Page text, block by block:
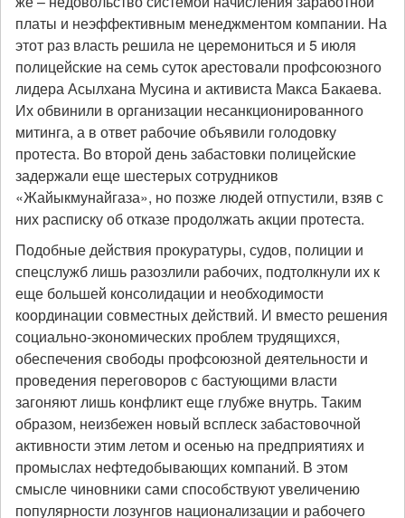
платы и неэффективным менеджментом компании. На
этот раз власть решила не церемониться и 5 июля
полицейские на семь суток арестовали профсоюзного
лидера Асылхана Мусина и активиста Макса Бакаева.
Их обвинили в организации несанкционированного
митинга, а в ответ рабочие объявили голодовку
протеста. Во второй день забастовки полицейские
задержали еще шестерых сотрудников
«Жайыкмунайгаза», но позже людей отпустили, взяв с
них расписку об отказе продолжать акции протеста.
Подобные действия прокуратуры, судов, полиции и
спецслужб лишь разозлили рабочих, подтолкнули их к
еще большей консолидации и необходимости
координации совместных действий. И вместо решения
социально-экономических проблем трудящихся,
обеспечения свободы профсоюзной деятельности и
проведения переговоров с бастующими власти
загоняют лишь конфликт еще глубже внутрь. Таким
образом, неизбежен новый всплеск забастовочной
активности этим летом и осенью на предприятиях и
промыслах нефтедобывающих компаний. В этом
смысле чиновники сами способствуют увеличению
популярности лозунгов национализации и рабочего